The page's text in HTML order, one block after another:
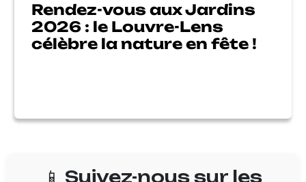
Rendez-vous aux Jardins
2026 : le Louvre-Lens
célèbre la nature en fête !
📱 Suivez-nous sur les